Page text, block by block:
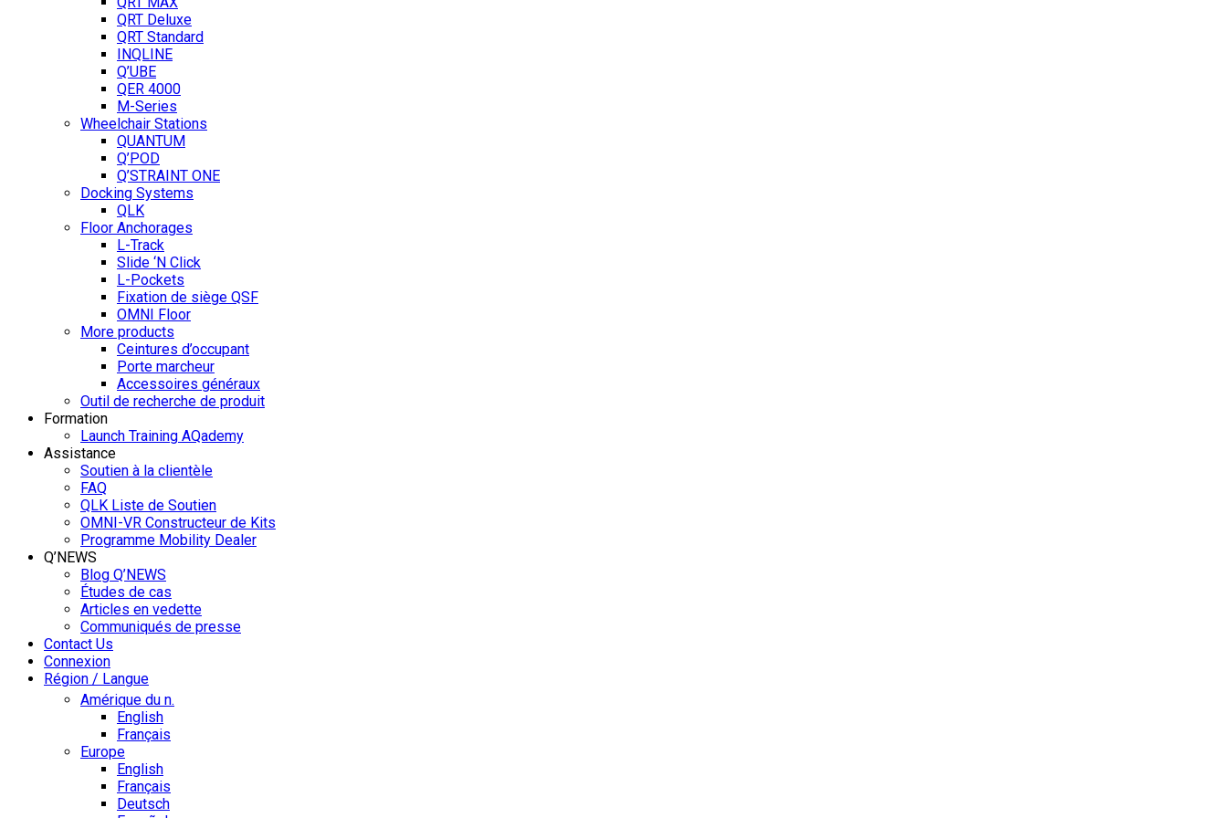
QRT Deluxe
QRT Standard
INQLINE
Q’UBE
QER 4000
M-Series
Wheelchair Stations
QUANTUM
Q’POD
Q’STRAINT ONE
Docking Systems
QLK
Floor Anchorages
L-Track
Slide ‘N Click
L-Pockets
Fixation de siège QSF
OMNI Floor
More products
Ceintures d’occupant
Porte marcheur
Accessoires généraux
Outil de recherche de produit
Formation
Launch Training AQademy
Assistance
Soutien à la clientèle
FAQ
QLK Liste de Soutien
OMNI-VR Constructeur de Kits
Programme Mobility Dealer
Q’NEWS
Blog Q’NEWS
Études de cas
Articles en vedette
Communiqués de presse
Contact Us
Connexion
Région / Langue
Amérique du n.
English
Français
Europe
English
Français
Deutsch